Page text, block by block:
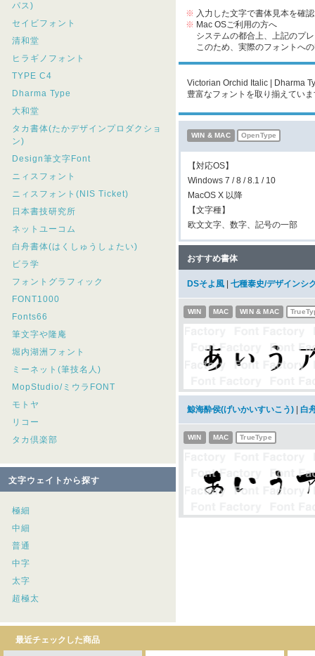
パス)
セイビフォント
清和堂
ヒラギノフォント
TYPE C4
Dharma Type
大和堂
タカ書体(たかデザインプロダクショ
ン)
Design筆文字Font
ニィスフォント
ニィスフォント(NIS Ticket)
日本書技研究所
ネットユーコム
白舟書体(はくしゅうしょたい)
ビラ学
フォントグラフィック
FONT1000
Fonts66
筆文字や隆庵
堀内湖洲フォント
ミーネット(筆技名人)
MopStudio/ミウラFONT
モトヤ
リコー
タカ倶楽部
文字ウェイトから探す
極細
中細
普通
中字
太字
超極太
※ 入力した文字で書体見本を確
※ Mac OSご利用の方へ
システムの都合上、上記のプ
このため、実際のフォントへの
Victorian Orchid Italic | Dharma
豊富なフォントを取り揃えてい
WIN & MAC OpenType
【対応OS】
Windows 7 / 8 / 8.1 / 10
MacOS X 以降
【文字種】
欧文文字、数字、記号の一部
おすすめ書体
DSそよ風 七種泰史/デザインシ
WIN MAC WIN & MAC
鯨海酔侯(げいかいすいこう) 白
WIN MAC TrueType
最近チェックした商品